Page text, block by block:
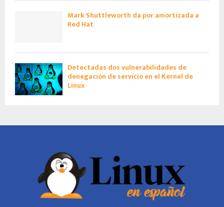
Mark Shuttleworth da por amortizada a
Red Hat
Detectadas dos vulnerabilidades de
denegación de servicio en el Kernel de
Linux